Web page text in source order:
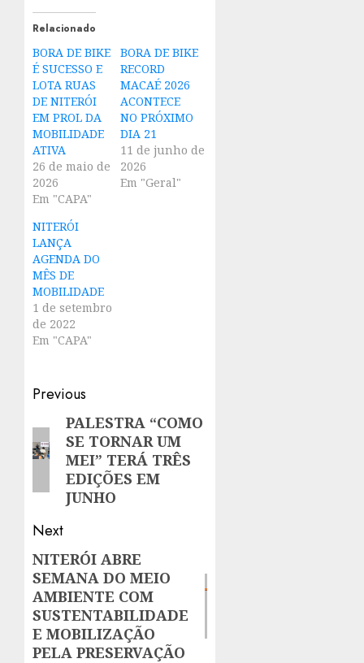
Relacionado
BORA DE BIKE
É SUCESSO E
LOTA RUAS
DE NITERÓI
EM PROL DA
MOBILIDADE
ATIVA
26 de maio de
2026
Em "CAPA"
BORA DE BIKE
RECORD
MACAÉ 2026
ACONTECE
NO PRÓXIMO
DIA 21
11 de junho de
2026
Em "Geral"
NITERÓI
LANÇA
AGENDA DO
MÊS DE
MOBILIDADE
1 de setembro
de 2022
Em "CAPA"
Post
navigation
Previous
Previous
post:
PALESTRA “COMO
SE TORNAR UM
MEI” TERÁ TRÊS
EDIÇÕES EM
JUNHO
Next
Next
post:
NITERÓI ABRE
SEMANA DO MEIO
AMBIENTE COM
SUSTENTABILIDADE
E MOBILIZAÇÃO
PELA PRESERVAÇÃO